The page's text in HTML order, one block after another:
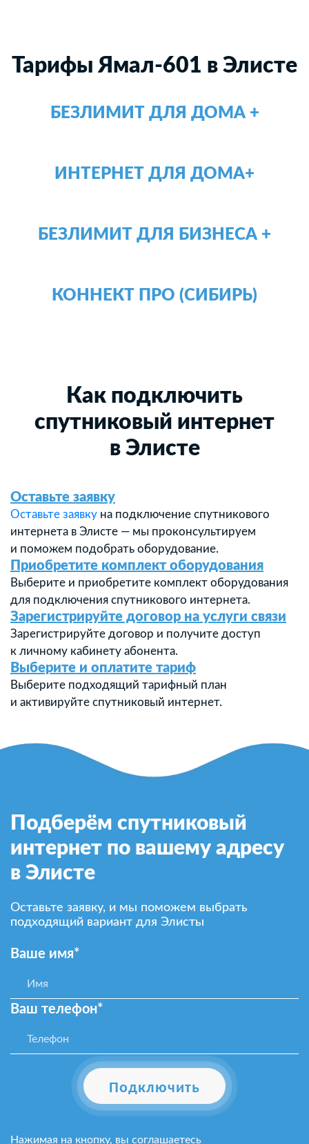
Тарифы Ямал-601 в Элисте
БЕЗЛИМИТ ДЛЯ ДОМА +
ИНТЕРНЕТ ДЛЯ ДОМА+
БЕЗЛИМИТ ДЛЯ БИЗНЕСА +
КОННЕКТ ПРО (СИБИРЬ)
Как подключить
спутниковый интернет
в Элисте
Оставьте заявку
Оставьте заявку на подключение спутникового
интернета в Элисте — мы проконсультируем
и поможем подобрать оборудование.
Приобретите комплект оборудования
Выберите и приобретите комплект оборудования
для подключения спутникового интернета.
Зарегистрируйте договор на услуги связи
Зарегистрируйте договор и получите доступ
к личному кабинету абонента.
Выберите и оплатите тариф
Выберите подходящий тарифный план
и активируйте спутниковый интернет.
Подберём спутниковый
интернет по вашему адресу
в Элисте
Оставьте заявку, и мы поможем выбрать
подходящий вариант для Элисты
Ваше имя*
Ваш телефон*
Подключить
Нажимая на кнопку, вы соглашаетесь